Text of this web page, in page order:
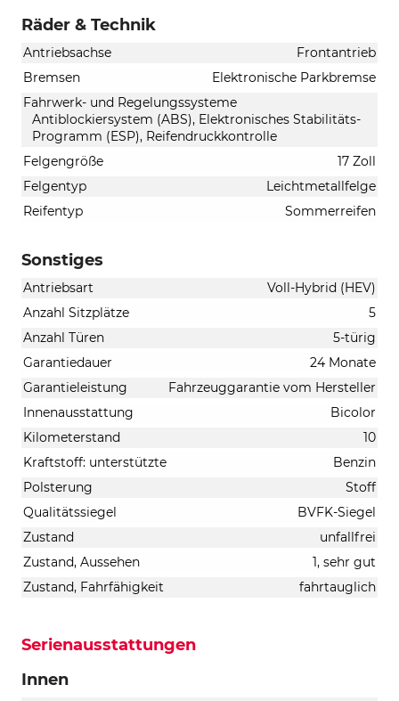
Räder & Technik
Antriebsachse
Frontantrieb
Bremsen
Elektronische Parkbremse
Fahrwerk- und Regelungssysteme
Antiblockiersystem (ABS), Elektronisches Stabilitäts-
Programm (ESP), Reifendruckkontrolle
Felgengröße
17 Zoll
Felgentyp
Leichtmetallfelge
Reifentyp
Sommerreifen
Sonstiges
Antriebsart
Voll-Hybrid (HEV)
Anzahl Sitzplätze
5
Anzahl Türen
5-türig
Garantiedauer
24 Monate
Garantieleistung
Fahrzeuggarantie vom Hersteller
Innenausstattung
Bicolor
Kilometerstand
10
Kraftstoff: unterstützte
Benzin
Polsterung
Stoff
Qualitätssiegel
BVFK-Siegel
Zustand
unfallfrei
Zustand, Aussehen
1, sehr gut
Zustand, Fahrfähigkeit
fahrtauglich
Serienausstattungen
Innen